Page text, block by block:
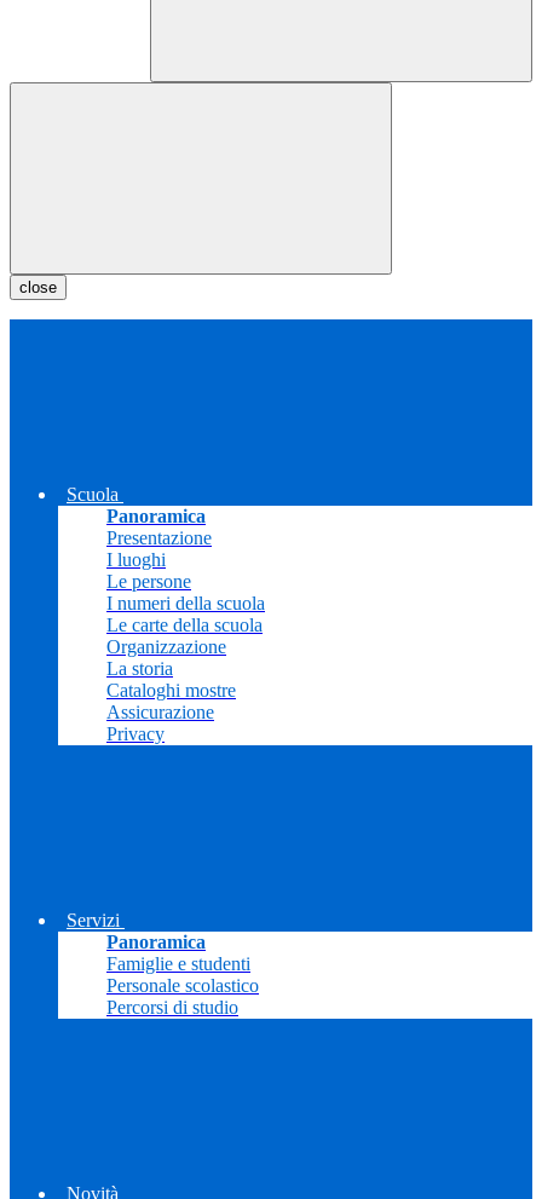
close
Scuola
Panoramica
Presentazione
I luoghi
Le persone
I numeri della scuola
Le carte della scuola
Organizzazione
La storia
Cataloghi mostre
Assicurazione
Privacy
Servizi
Panoramica
Famiglie e studenti
Personale scolastico
Percorsi di studio
Novità